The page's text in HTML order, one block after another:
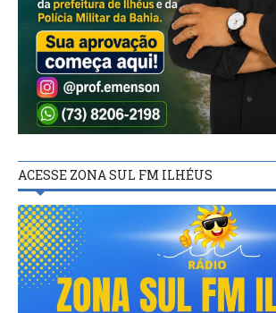
ACESSE ZONA SUL FM ILHÉUS